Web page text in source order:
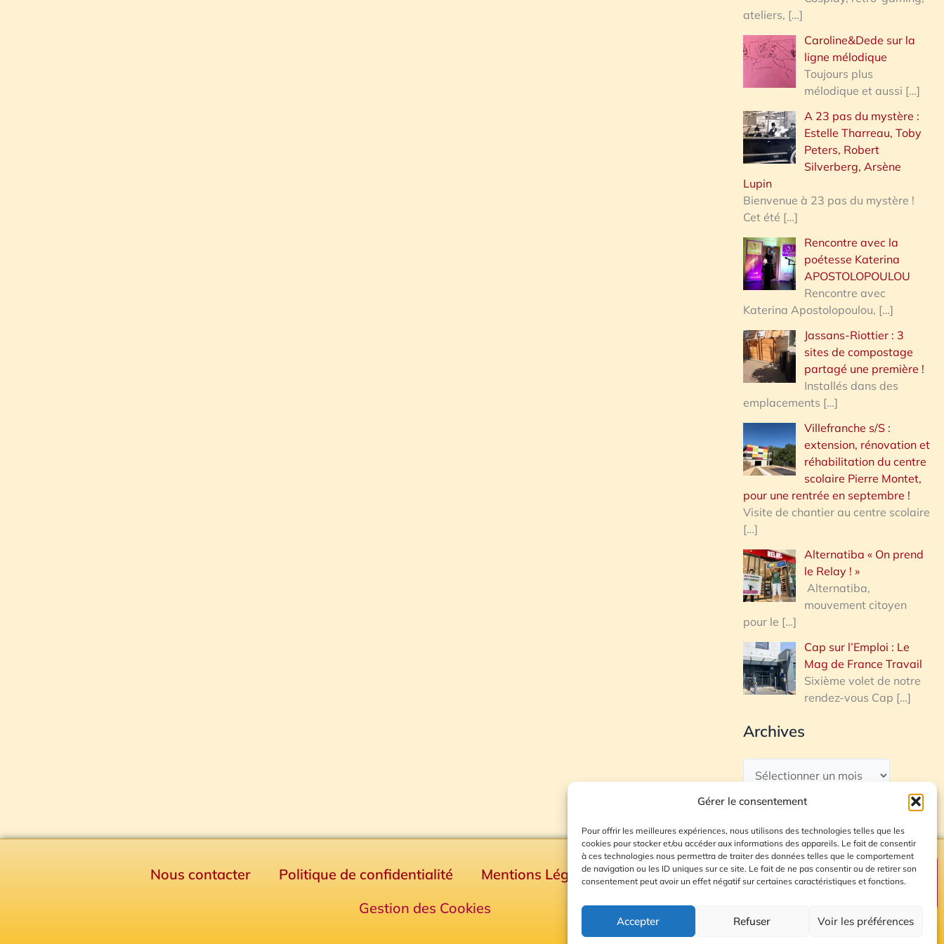
Gérer le consentement
Pour offrir les meilleures expériences, nous utilisons des technologies telles que les
cookies pour stocker et/ou accéder aux informations des appareils. Le fait de consentir
à ces technologies nous permettra de traiter des données telles que le comportement
de navigation ou les ID uniques sur ce site. Le fait de ne pas consentir ou de retirer son
consentement peut avoir un effet négatif sur certaines caractéristiques et fonctions.
Accepter Refuser Voir les préférences
ateliers, […]
Caroline&Dede sur la
ligne mélodique
Toujours plus
mélodique et aussi […]
A 23 pas du mystère :
Estelle Tharreau, Toby
Peters, Robert
Silverberg, Arsène
Lupin
Bienvenue à 23 pas du mystère !
Cet été […]
Rencontre avec la
poétesse Katerina
APOSTOLOPOULOU
Rencontre avec
Katerina Apostolopoulou, […]
Jassans-Riottier : 3
sites de compostage
partagé une première !
Installés dans des
emplacements […]
Villefranche s/S :
extension, rénovation et
réhabilitation du centre
scolaire Pierre Montet,
pour une rentrée en septembre !
Visite de chantier au centre scolaire
[…]
Alternatiba « On prend
le Relay ! »
Alternatiba,
mouvement citoyen
pour le […]
Cap sur l’Emploi : Le
Mag de France Travail
Sixième volet de notre
rendez-vous Cap […]
Archives
Nous contacter Politique de confidentialité Mentions Légales
Plan du site
Gestion des Cookies